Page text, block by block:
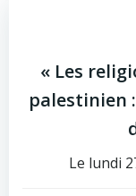
« Les
palestinien
Le lundi